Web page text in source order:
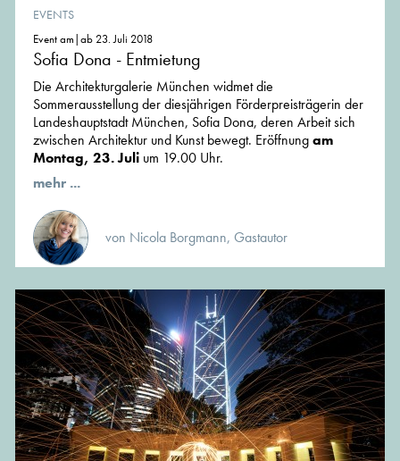
EVENTS
Event am|ab 23. Juli 2018
Sofia Dona - Entmietung
Die Architekturgalerie München widmet die
Sommerausstellung der diesjährigen Förderpreisträgerin der
Landeshauptstadt München, Sofia Dona, deren Arbeit sich
zwischen Architektur und Kunst bewegt. Eröffnungam
Montag, 23. Juli um 19.00 Uhr.
mehr ...
von Nicola Borgmann, Gastautor